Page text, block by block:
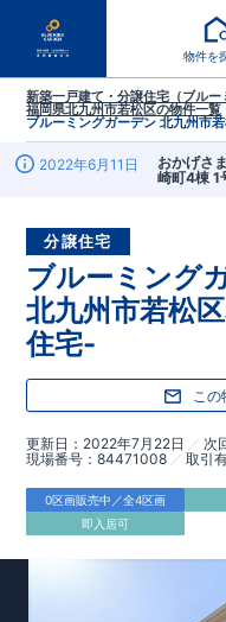
物件を
新築一戸建て・分譲住宅（ブル
福岡県北九州市若松区の物件一覧
ブルーミングガーデン 北九州市
2022年6月11日
おかげさ
崎町4棟 1
分譲住宅
ブルーミング
北九州市若松
住宅-
この
更新日 2022年7月22日 次
現場番号
84471008 取引
0区画販売中／全4区画
即入居可